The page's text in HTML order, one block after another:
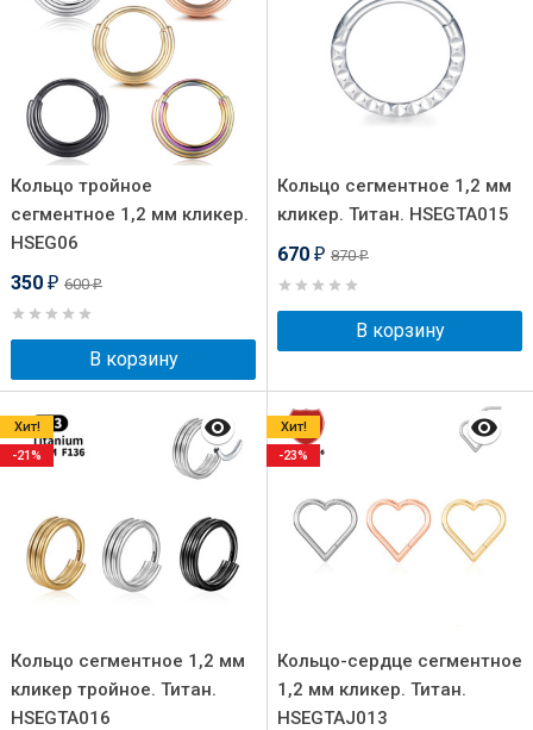
Кольцо тройное
сегментное 1,2 мм кликер.
HSEG06
350 ₽ 600₽
В корзину
Кольцо сегментное 1,2 мм
кликер. Титан. HSEGTA015
670 ₽ 870₽
В корзину
Кольцо сегментное 1,2 мм
кликер тройное. Титан.
HSEGTA016
Хит!
-21%
Кольцо-сердце сегментное
1,2 мм кликер. Титан.
HSEGTAJ013
Хит!
-23%